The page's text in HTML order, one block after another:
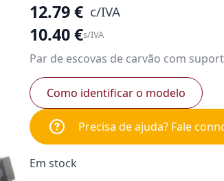
12.79€ c/IVA
10.40€s/IVA
Par de escovas de carvão com
Como identificar o modelo
Precisa de ajuda? Fale
Em stock